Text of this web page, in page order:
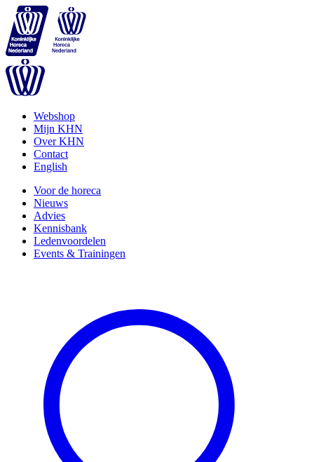
Webshop
Mijn KHN
Over KHN
Contact
English
Voor de horeca
Nieuws
Advies
Kennisbank
Ledenvoordelen
Events & Trainingen